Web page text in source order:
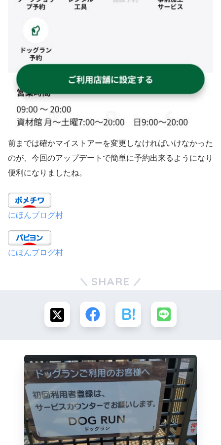
前までは確かマイストアーを変更しなければいけなかった
のが、今回のアップデートで簡単に予約出来るようになり
便利になりましたね。
にほんブログ村
にほんブログ村
SHARE